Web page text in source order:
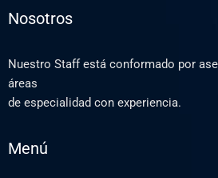
Nosotros
Nuestro Staff está conformado por
áreas
de especialidad con experiencia.
Menú